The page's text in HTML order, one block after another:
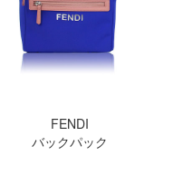
FENDI
バックパック